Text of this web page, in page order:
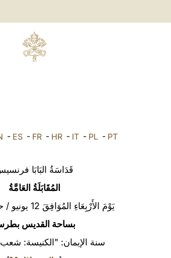
- ES- FR- HR- IT- PL- PT
قَدَاسَةُ البَابَا
المُقَابَلَةُ العَامَّةُ
يَوْمَ الأَرْبِعَاءِ المُوَافِقَ 12 يونيو / حزيران 2013
بساحة القديس
سنة الإيمان: "الكنيسة: شعب